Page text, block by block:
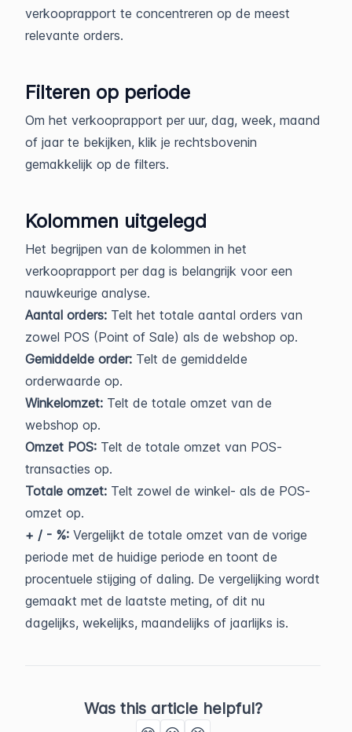
verkooprapport te concentreren op de meest
relevante orders.
Filteren op periode
Om het verkooprapport per uur, dag, week, maand
of jaar te bekijken, klik je rechtsbovenin
gemakkelijk op de filters.
Kolommen uitgelegd
Het begrijpen van de kolommen in het
verkooprapport per dag is belangrijk voor een
nauwkeurige analyse.
Aantal orders: Telt het totale aantal orders van
zowel POS (Point of Sale) als de webshop op.
Gemiddelde order: Telt de gemiddelde
orderwaarde op.
Winkelomzet: Telt de totale omzet van de
webshop op.
Omzet POS: Telt de totale omzet van POS-
transacties op.
Totale omzet: Telt zowel de winkel- als de POS-
omzet op.
+ / - %: Vergelijkt de totale omzet van de vorige
periode met de huidige periode en toont de
procentuele stijging of daling. De vergelijking wordt
gemaakt met de laatste meting, of dit nu
dagelijks, wekelijks, maandelijks of jaarlijks is.
Was this article helpful?